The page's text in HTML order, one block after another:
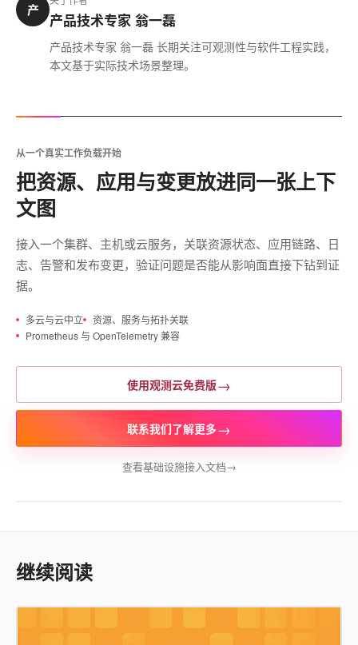
产
产品技术专家 翁一磊
产品技术专家 翁一磊 长期关注可观测性与软件工程实践，
本文基于实际技术场景整理。
从一个真实工作负载开始
把资源、应用与变更放进同一张上下
文图
接入一个集群、主机或云服务，关联资源状态、应用链路、日
志、告警和发布变更，验证问题是否能从影响面直接下钻到证
据。
多云与云中立
资源、服务与拓扑关联
Prometheus 与 OpenTelemetry 兼容
使用观测云免费版→
联系我们了解更多→
查看基础设施接入文档→
继续阅读